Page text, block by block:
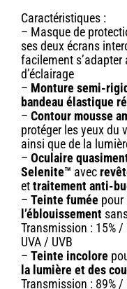
Caractéristiques :
– Masque de
ses deux écrans
facilement
d’éclairage
– Monture semi-
bandeau élastique
– Contour mousse
protéger les yeux du
ainsi que de la
– Oculaire
Selenite™ avec
ettraitement anti-
– Teinte fumée pour
l’éblouissement
Transmission : 15%
UVA / UVB
– Teinte incolore
la lumière et des
Transmission : 89%